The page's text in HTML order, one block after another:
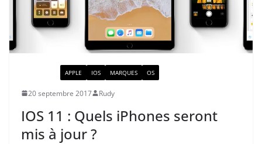
APPLE IOS MARQUES OS
20 septembre 2017 Rudy
IOS 11 : Quels iPhones seront
mis à jour ?